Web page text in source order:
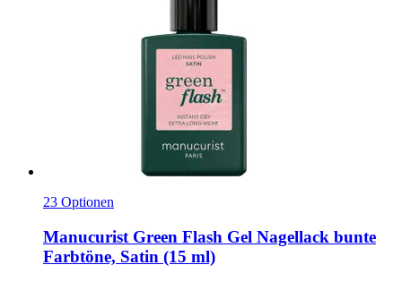
23 Optionen
Manucurist Green Flash Gel Nagellack bunte
Farbtöne, Satin (15 ml)